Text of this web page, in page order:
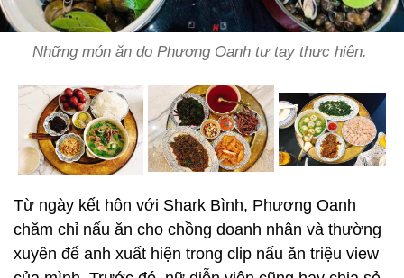
Những món ăn do Phương Oanh tự tay thực hiện.
Từ ngày kết hôn với Shark Bình, Phương Oanh
chăm chỉ nấu ăn cho chồng doanh nhân và thường
xuyên để anh xuất hiện trong clip nấu ăn triệu view